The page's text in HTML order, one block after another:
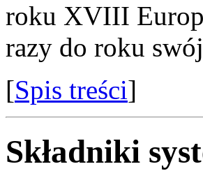
roku XVIII
razy do roku swój
[Spis treści]
Składniki